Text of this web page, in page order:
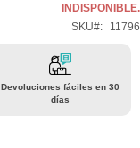
INDISPONIBLE.
SKU
11796
Devoluciones fáciles en 30
días